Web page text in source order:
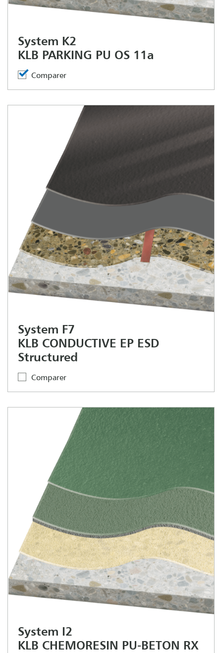
System K2
KLB PARKING PU OS 11a
Comparer
System F7
KLB CONDUCTIVE EP ESD
Structured
Comparer
System I2
KLB CHEMORESIN PU-BETON RX